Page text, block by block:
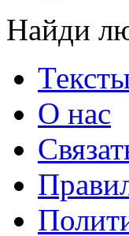
Найди
О нас